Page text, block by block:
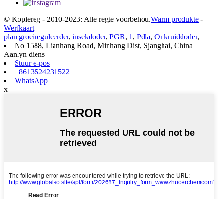
© Kopiereg - 2010-2023: Alle regte voorbehou.Warm produkte -
Werfkaart
plantgroeireguleerder, insekdoder, PGR, 1 , Pdla, Onkruiddoder,
No 1588, Lianhang Road, Minhang Dist, Sjanghai, China
Aanlyn diens
Stuur e-pos
+8613524231522
WhatsApp
x